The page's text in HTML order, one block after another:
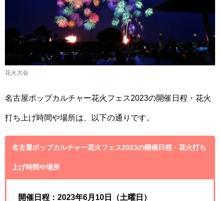
花火大会
名古屋ポップカルチャー花火フェス2023の開催日程・花火
打ち上げ時間や場所は、以下の通りです。
名古屋ポップカルチャー花火フェス2023の開催日程・花火打ち
上げ時間や場所
開催日程：2023年6月10日（土曜日）